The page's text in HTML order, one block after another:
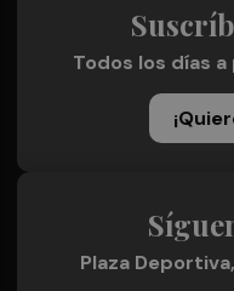
Todos los días
Plaza